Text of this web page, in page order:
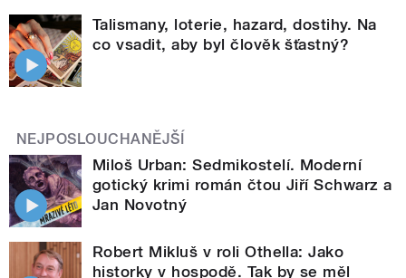
Talismany, loterie, hazard, dostihy. Na
co vsadit, aby byl člověk šťastný?
NEJPOSLOUCHANĚJŠÍ
Miloš Urban: Sedmikostelí. Moderní
gotický krimi román čtou Jiří Schwarz a
Jan Novotný
Robert Mikluš v roli Othella: Jako
historky v hospodě. Tak by se měl